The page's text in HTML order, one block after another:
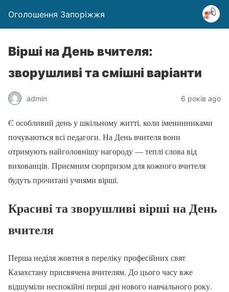
Оголошення Запоріжжя
Вірші на День вчителя:
зворушливі та смішні варіанти
admin 6 років ago
Є особливий день у шкільному житті, коли іменинниками
почуваються всі педагоги. На День вчителя вони
отримують найголовнішу нагороду — теплі слова від
вихованців. Приємним сюрпризом для кожного вчителя
будуть прочитані учнями вірші.
Красиві та зворушливі вірші на День
вчителя
Перша неділя жовтня в переліку професійних свят
Казахстану присвячена вчителям. До цього часу вже
відшуміли неспокійні перші дні нового навчального року.